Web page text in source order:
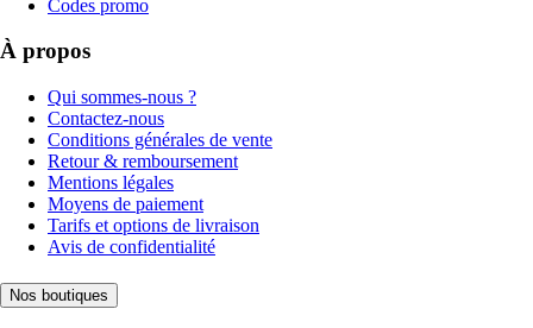
Codes promo
À propos
Qui sommes-nous ?
Contactez-nous
Conditions générales de vente
Retour & remboursement
Mentions légales
Moyens de paiement
Tarifs et options de livraison
Avis de confidentialité
Nos boutiques